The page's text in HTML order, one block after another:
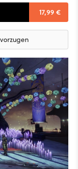
17,99 €